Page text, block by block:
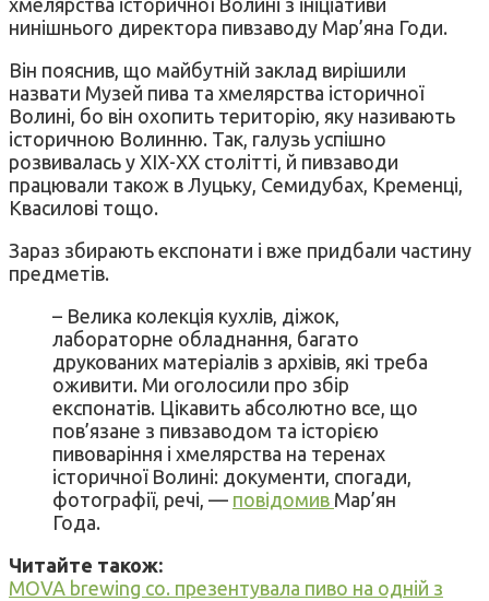
нинішнього директора пивзаводу Мар’яна Годи.
Він пояснив, що майбутній заклад вирішили
назвати Музей пива та хмелярства історичної
Волині, бо він охопить територію, яку називають
історичною Волинню. Так, галузь успішно
розвивалась у ХІХ-ХХ столітті, й пивзаводи
працювали також в Луцьку, Семидубах, Кременці,
Квасилові тощо.
Зараз збирають експонати і вже придбали частину
предметів.
– Велика колекція кухлів, діжок,
лабораторне обладнання, багато
друкованих матеріалів з архівів, які треба
оживити. Ми оголосили про збір
експонатів. Цікавить абсолютно все, що
пов’язане з пивзаводом та історією
пивоваріння і хмелярства на теренах
історичної Волині: документи, спогади,
фотографії, речі, — повідомив Мар’ян
Года.
Читайте також:
MOVA brewing co. презентувала пиво на одній з